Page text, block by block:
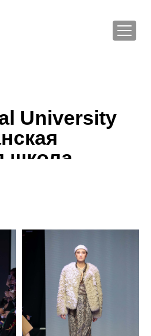
University
школа
Moscow)